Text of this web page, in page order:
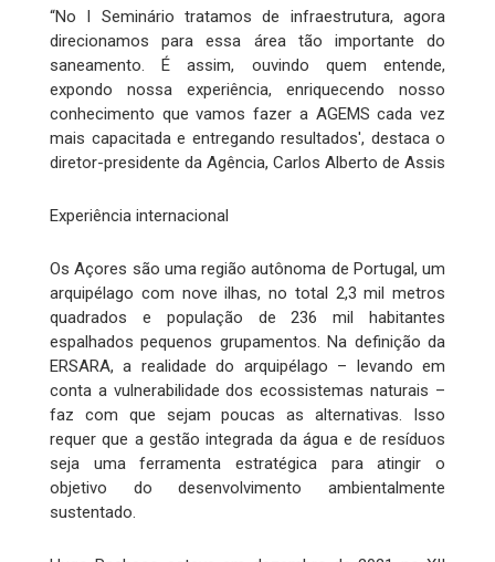
“No I Seminário tratamos de infraestrutura, agora
direcionamos para essa área tão importante do
saneamento. É assim, ouvindo quem entende,
expondo nossa experiência, enriquecendo nosso
conhecimento que vamos fazer a AGEMS cada vez
mais capacitada e entregando resultados', destaca o
diretor-presidente da Agência, Carlos Alberto de Assis
Experiência internacional
Os Açores são uma região autônoma de Portugal, um
arquipélago com nove ilhas, no total 2,3 mil metros
quadrados e população de 236 mil habitantes
espalhados pequenos grupamentos. Na definição da
ERSARA, a realidade do arquipélago – levando em
conta a vulnerabilidade dos ecossistemas naturais –
faz com que sejam poucas as alternativas. Isso
requer que a gestão integrada da água e de resíduos
seja uma ferramenta estratégica para atingir o
objetivo do desenvolvimento ambientalmente
sustentado.